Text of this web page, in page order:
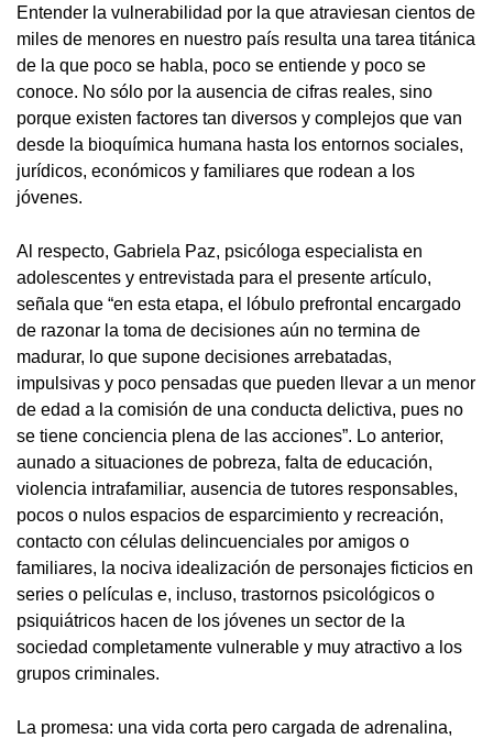
Entender la vulnerabilidad por la que atraviesan cientos de
miles de menores en nuestro país resulta una tarea titánica
de la que poco se habla, poco se entiende y poco se
conoce. No sólo por la ausencia de cifras reales, sino
porque existen factores tan diversos y complejos que van
desde la bioquímica humana hasta los entornos sociales,
jurídicos, económicos y familiares que rodean a los
jóvenes.
Al respecto, Gabriela Paz, psicóloga especialista en
adolescentes y entrevistada para el presente artículo,
señala que “en esta etapa, el lóbulo prefrontal encargado
de razonar la toma de decisiones aún no termina de
madurar, lo que supone decisiones arrebatadas,
impulsivas y poco pensadas que pueden llevar a un menor
de edad a la comisión de una conducta delictiva, pues no
se tiene conciencia plena de las acciones”. Lo anterior,
aunado a situaciones de pobreza, falta de educación,
violencia intrafamiliar, ausencia de tutores responsables,
pocos o nulos espacios de esparcimiento y recreación,
contacto con células delincuenciales por amigos o
familiares, la nociva idealización de personajes ficticios en
series o películas e, incluso, trastornos psicológicos o
psiquiátricos hacen de los jóvenes un sector de la
sociedad completamente vulnerable y muy atractivo a los
grupos criminales.
La promesa: una vida corta pero cargada de adrenalina,